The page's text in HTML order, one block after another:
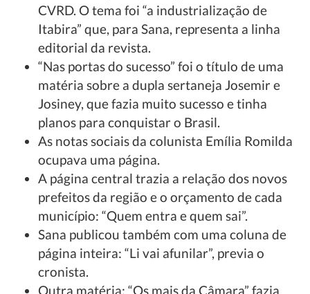
CVRD. O tema foi “a industrialização de
Itabira” que, para Sana, representa a linha
editorial da revista.
“Nas portas do sucesso” foi o título de uma
matéria sobre a dupla sertaneja Josemir e
Josiney, que fazia muito sucesso e tinha
planos para conquistar o Brasil.
As notas sociais da colunista Emília Romilda
ocupava uma página.
A página central trazia a relação dos novos
prefeitos da região e o orçamento de cada
município: “Quem entra e quem sai”.
Sana publicou também com uma coluna de
página inteira: “Li vai afunilar”, previa o
cronista.
Outra matéria: “Os mais da Câmara” fazia